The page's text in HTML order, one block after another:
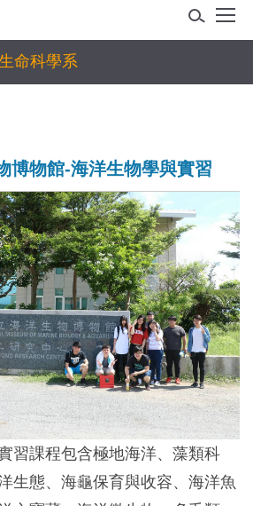
命科學系
博物館-海洋生物學與實習
習課程包含極地海洋、藻類科
生態、海龜保育與收容、海洋魚